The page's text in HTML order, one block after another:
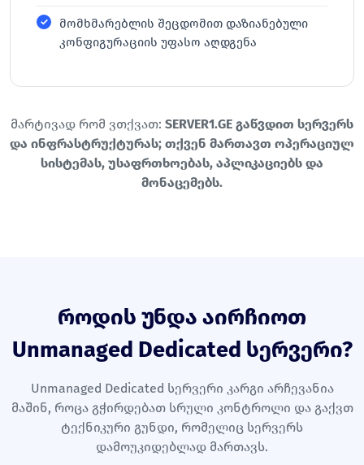
მომხმარებლის შეცდომით დაზიანებული
კონფიგურაციის უფასო აღდგენა
მარტივად რომ ვთქვათ: SERVER1.GE გაწვდით სერვერს
და ინფრასტრუქტურას; თქვენ მართავთ ოპერაციულ
სისტემას, უსაფრთხოებას, აპლიკაციებს და
მონაცემებს.
როდის უნდა აირჩიოთ
Unmanaged Dedicated სერვერი?
Unmanaged Dedicated სერვერი კარგი არჩევანია
მაშინ, როცა გჭირდებათ სრული კონტროლი და გაქვთ
ტექნიკური გუნდი, რომელიც სერვერს
დამოუკიდებლად მართავს.